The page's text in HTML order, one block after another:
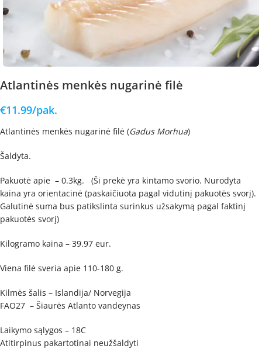
Atlantinės menkės nugarinė filė
€11.99/pak.
Atlantinės menkės nugarinė filė (Gadus Morhua)
Šaldyta.
Pakuotė apie – 0.3kg. (Ši prekė yra kintamo svorio. Nurodyta
kaina yra orientacinė (paskaičiuota pagal vidutinį pakuotės svorį).
Galutinė suma bus patikslinta surinkus užsakymą pagal faktinį
pakuotės svorį)
Kilogramo kaina – 39.97 eur.
Viena filė sveria apie 110-180 g.
Kilmės šalis – Islandija/ Norvegija
FAO27 – Šiaurės Atlanto vandeynas
Laikymo sąlygos – 18C
Atitirpinus pakartotinai neužšaldyti